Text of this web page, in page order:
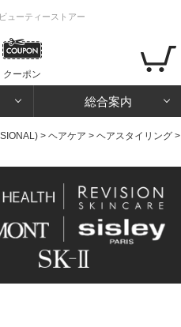
ューティーストアー
クーポン
総合案内
> ヘアケア > ヘアスタイリング >